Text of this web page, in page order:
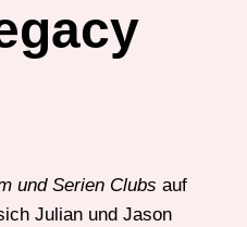
und Serien Clubs auf
Julian und Jason